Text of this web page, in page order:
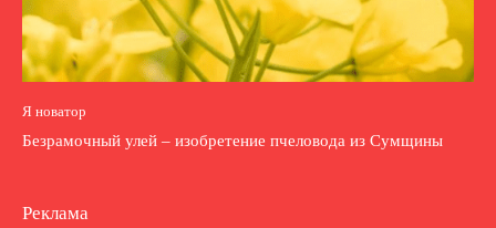
Я новатор
Безрамочный улей – изобретение пчеловода из Сумщины
Реклама